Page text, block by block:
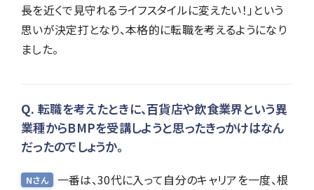
長を近くで見守れるライフスタイルに変えたい！」という
思いが決定打となり、本格的に転職を考えるようになり
ました。
転職を考えたときに、百貨店や飲食業界という異
業種からBMPを受講しようと思ったきっかけはなん
だったのでしょうか。
Nさん
一番は、30代に入って自分のキャリアを一度、根